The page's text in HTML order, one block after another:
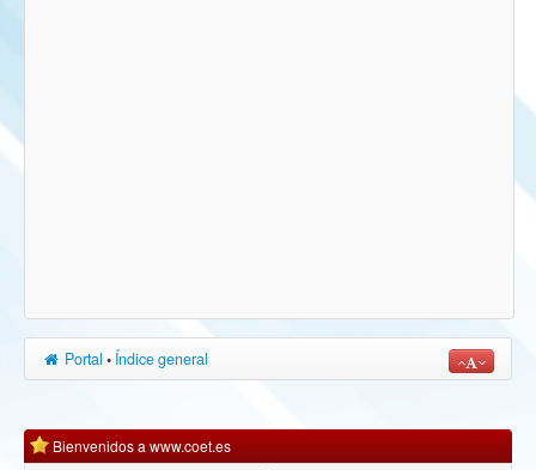
Portal • Índice general
Bienvenidos a www.coet.es